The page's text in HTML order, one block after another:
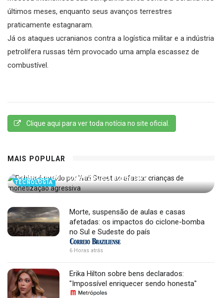
últimos meses, enquanto seus avanços terrestres
praticamente estagnaram.
Já os ataques ucranianos contra a logística militar e a indústria
petrolífera russas têm provocado uma ampla escassez de
combustível.
Clique aqui para ver toda notícia no site oficial.
MAIS POPULAR
TECNOLOGIA
crianças de monetização agressiva
Morte, suspensão de aulas e casas
afetadas: os impactos do ciclone-bomba
no Sul e Sudeste do país
6 Horas atrás
Erika Hilton sobre bens declarados:
"Impossível enriquecer sendo honesta"